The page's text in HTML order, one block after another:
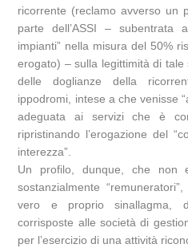
ricorrente (reclamo avverso un
parte dell’ASSI – subentrata
impianti” nella misura del 50%
erogato) – sulla legittimità di
delle doglianze della
ippodromi, intese a che venisse
adeguata ai servizi che è
ripristinando l’erogazione del
interezza”.
Un profilo, dunque, che non
sostanzialmente
vero e proprio sinallagma,
corrisposte alle società di
per l’esercizio di una attività